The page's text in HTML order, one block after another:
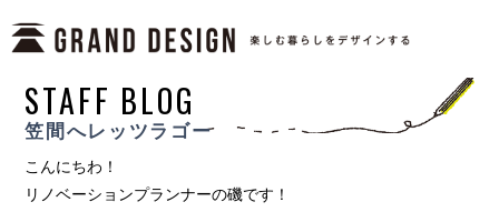
STAFF BLOG
笠間へレッツラゴー
こんにちわ！
リノベーションプランナーの磯です！